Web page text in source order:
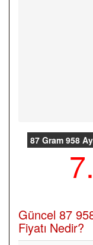
87 Gram 958
Güncel 87
Fiyatı Nedir?